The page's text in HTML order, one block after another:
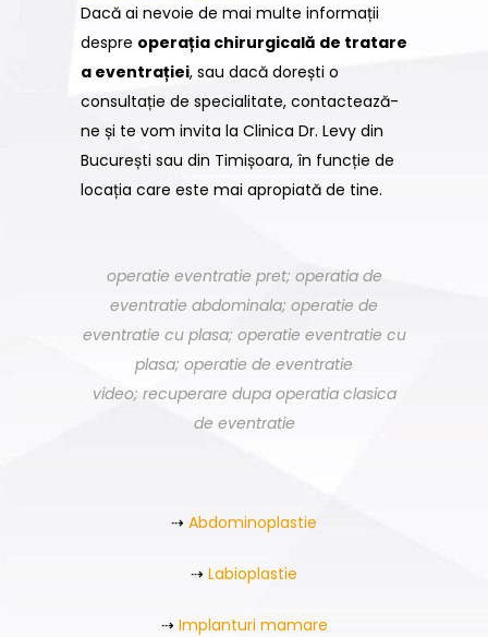
Dacă ai nevoie de mai multe informații
despre operația chirurgicală de tratare
a eventrației, sau dacă dorești o
consultație de specialitate, contactează-
ne și te vom invita la Clinica Dr. Levy din
București sau din Timișoara, în funcție de
locația care este mai apropiată de tine.
operatie eventratie pret; operatia de
eventratie abdominala; operatie de
eventratie cu plasa; operatie eventratie cu
plasa; operatie de eventratie
video; recuperare dupa operatia clasica
de eventratie
⇢ Abdominoplastie
⇢ Labioplastie
⇢ Implanturi mamare